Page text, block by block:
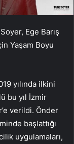
Ege Barış
Yaşam Boyu
yılında ilkini
bu yıl İzmir
verildi. Önder
başlattığı
uygulamaları,